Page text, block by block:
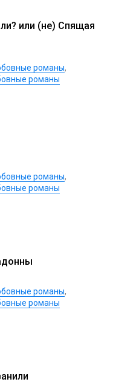
или (не) Спящая
романы,
романы
романы,
романы
романы,
романы